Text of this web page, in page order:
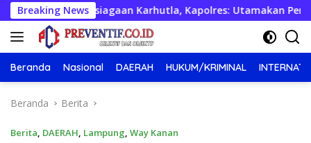
Langsung
ke
konten
Breaking NewsKarhutla, Kapolres: Utamakan Pencegahan
Beranda Nasional DAERAH HUKUM/KRIMINAL
Beranda Berita
Berita, DAERAH, Lampung, Way Kanan